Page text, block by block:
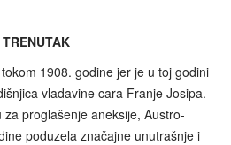
1908. godine jer je u toj godini
vladavine cara Franje Josipa.
proglašenje aneksije, Austro-
poduzela značajne unutrašnje i